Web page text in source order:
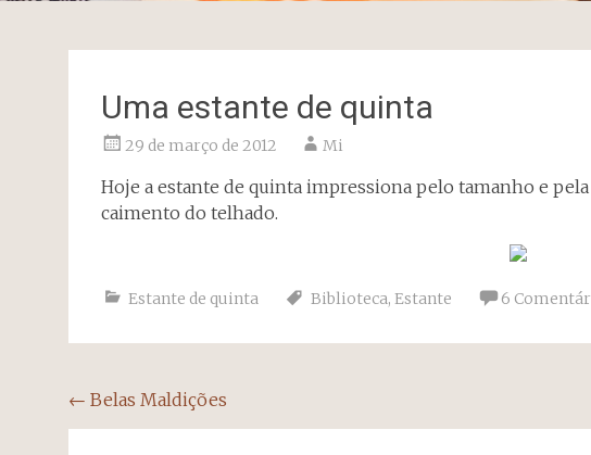
Uma estante de quinta
29 de março de 2012 Mi
Hoje a estante de quinta impressiona pelo tamanho e
caimento do telhado.
Estante de quinta Biblioteca, Estante 6
Navegação
do
← Belas Maldições